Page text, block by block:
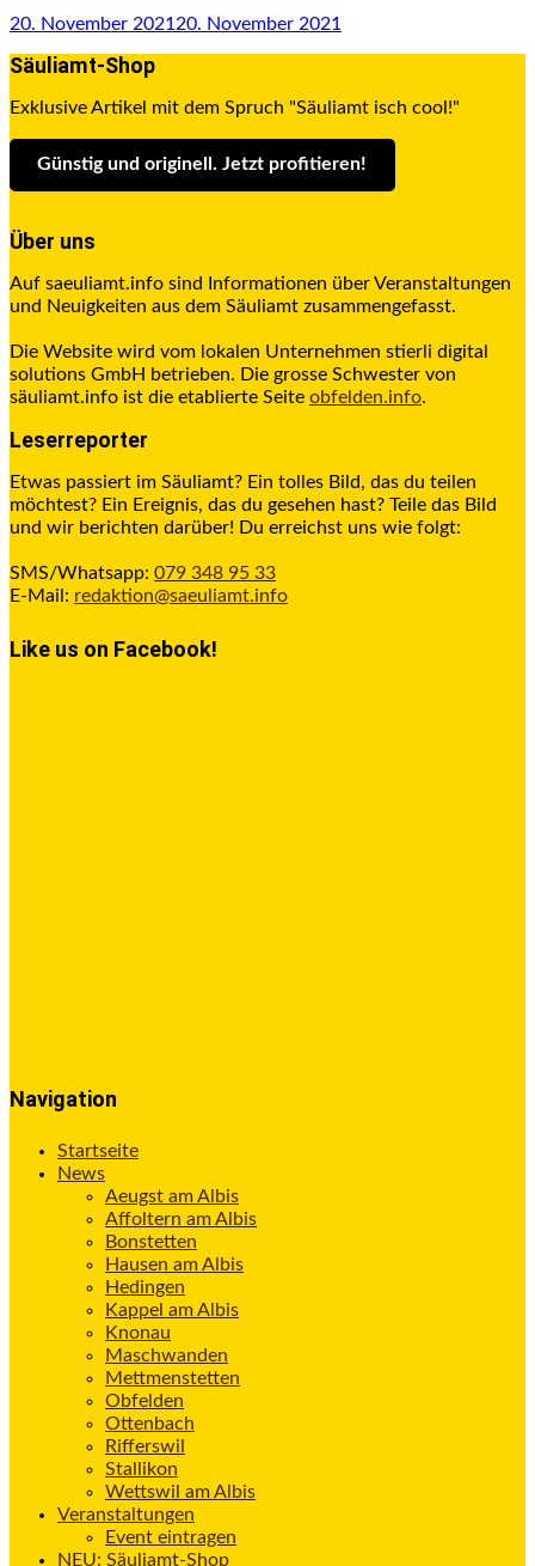
20. November 202120. November 2021
Säuliamt-Shop
Exklusive Artikel mit dem Spruch "Säuliamt isch cool!"
Günstig und originell. Jetzt profitieren!
Über uns
Auf saeuliamt.info sind Informationen über Veranstaltungen
und Neuigkeiten aus dem Säuliamt zusammengefasst.
Die Website wird vom lokalen Unternehmen stierli digital
solutions GmbH betrieben. Die grosse Schwester von
säuliamt.info ist die etablierte Seite obfelden.info.
Leserreporter
Etwas passiert im Säuliamt? Ein tolles Bild, das du teilen
möchtest? Ein Ereignis, das du gesehen hast? Teile das Bild
und wir berichten darüber! Du erreichst uns wie folgt:
SMS/Whatsapp: 079 348 95 33
E-Mail: redaktion@saeuliamt.info
Like us on Facebook!
Navigation
Startseite
News
Aeugst am Albis
Affoltern am Albis
Bonstetten
Hausen am Albis
Hedingen
Kappel am Albis
Knonau
Maschwanden
Mettmenstetten
Obfelden
Ottenbach
Rifferswil
Stallikon
Wettswil am Albis
Veranstaltungen
Event eintragen
NEU: Säuliamt-Shop